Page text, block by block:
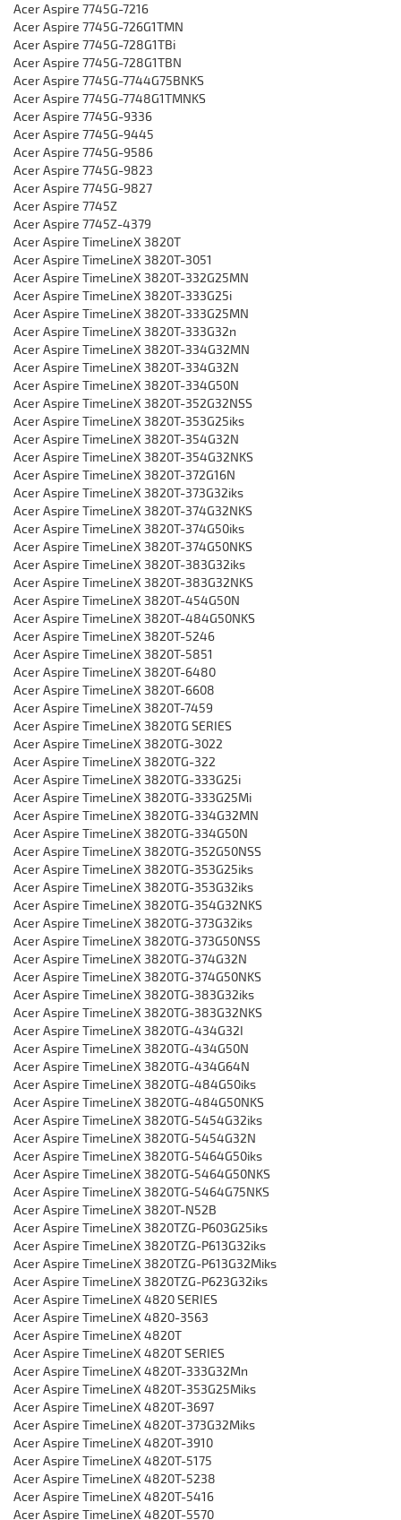
Acer Aspire 7745G-7216
Acer Aspire 7745G-726G1TMN
Acer Aspire 7745G-728G1TBi
Acer Aspire 7745G-728G1TBN
Acer Aspire 7745G-7744G75BNKS
Acer Aspire 7745G-7748G1TMNKS
Acer Aspire 7745G-9336
Acer Aspire 7745G-9445
Acer Aspire 7745G-9586
Acer Aspire 7745G-9823
Acer Aspire 7745G-9827
Acer Aspire 7745Z
Acer Aspire 7745Z-4379
Acer Aspire TimeLineX 3820T
Acer Aspire TimeLineX 3820T-3051
Acer Aspire TimeLineX 3820T-332G25MN
Acer Aspire TimeLineX 3820T-333G25i
Acer Aspire TimeLineX 3820T-333G25MN
Acer Aspire TimeLineX 3820T-333G32n
Acer Aspire TimeLineX 3820T-334G32MN
Acer Aspire TimeLineX 3820T-334G32N
Acer Aspire TimeLineX 3820T-334G50N
Acer Aspire TimeLineX 3820T-352G32NSS
Acer Aspire TimeLineX 3820T-353G25iks
Acer Aspire TimeLineX 3820T-354G32N
Acer Aspire TimeLineX 3820T-354G32NKS
Acer Aspire TimeLineX 3820T-372G16N
Acer Aspire TimeLineX 3820T-373G32iks
Acer Aspire TimeLineX 3820T-374G32NKS
Acer Aspire TimeLineX 3820T-374G50iks
Acer Aspire TimeLineX 3820T-374G50NKS
Acer Aspire TimeLineX 3820T-383G32iks
Acer Aspire TimeLineX 3820T-383G32NKS
Acer Aspire TimeLineX 3820T-454G50N
Acer Aspire TimeLineX 3820T-484G50NKS
Acer Aspire TimeLineX 3820T-5246
Acer Aspire TimeLineX 3820T-5851
Acer Aspire TimeLineX 3820T-6480
Acer Aspire TimeLineX 3820T-6608
Acer Aspire TimeLineX 3820T-7459
Acer Aspire TimeLineX 3820TG SERIES
Acer Aspire TimeLineX 3820TG-3022
Acer Aspire TimeLineX 3820TG-322
Acer Aspire TimeLineX 3820TG-333G25i
Acer Aspire TimeLineX 3820TG-333G25Mi
Acer Aspire TimeLineX 3820TG-334G32MN
Acer Aspire TimeLineX 3820TG-334G50N
Acer Aspire TimeLineX 3820TG-352G50NSS
Acer Aspire TimeLineX 3820TG-353G25iks
Acer Aspire TimeLineX 3820TG-353G32iks
Acer Aspire TimeLineX 3820TG-354G32NKS
Acer Aspire TimeLineX 3820TG-373G32iks
Acer Aspire TimeLineX 3820TG-373G50NSS
Acer Aspire TimeLineX 3820TG-374G32N
Acer Aspire TimeLineX 3820TG-374G50NKS
Acer Aspire TimeLineX 3820TG-383G32iks
Acer Aspire TimeLineX 3820TG-383G32NKS
Acer Aspire TimeLineX 3820TG-434G32I
Acer Aspire TimeLineX 3820TG-434G50N
Acer Aspire TimeLineX 3820TG-434G64N
Acer Aspire TimeLineX 3820TG-484G50iks
Acer Aspire TimeLineX 3820TG-484G50NKS
Acer Aspire TimeLineX 3820TG-5454G32iks
Acer Aspire TimeLineX 3820TG-5454G32N
Acer Aspire TimeLineX 3820TG-5464G50iks
Acer Aspire TimeLineX 3820TG-5464G50NKS
Acer Aspire TimeLineX 3820TG-5464G75NKS
Acer Aspire TimeLineX 3820T-N52B
Acer Aspire TimeLineX 3820TZG-P603G25iks
Acer Aspire TimeLineX 3820TZG-P613G32iks
Acer Aspire TimeLineX 3820TZG-P613G32Miks
Acer Aspire TimeLineX 3820TZG-P623G32iks
Acer Aspire TimeLineX 4820 SERIES
Acer Aspire TimeLineX 4820-3563
Acer Aspire TimeLineX 4820T
Acer Aspire TimeLineX 4820T SERIES
Acer Aspire TimeLineX 4820T-333G32Mn
Acer Aspire TimeLineX 4820T-353G25Miks
Acer Aspire TimeLineX 4820T-3697
Acer Aspire TimeLineX 4820T-373G32Miks
Acer Aspire TimeLineX 4820T-3910
Acer Aspire TimeLineX 4820T-5175
Acer Aspire TimeLineX 4820T-5238
Acer Aspire TimeLineX 4820T-5416
Acer Aspire TimeLineX 4820T-5570